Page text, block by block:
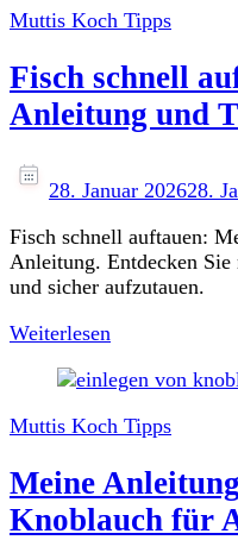
Muttis Koch Tipps
Fisch schnell
Anleitung und
28. Januar 202628.
Fisch schnell auftauen:
Anleitung. Entdecken
und sicher aufzutauen.
Weiterlesen
Muttis Koch Tipps
Meine
Knoblauch für